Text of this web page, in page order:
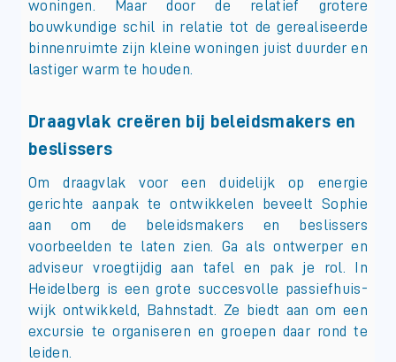
woningen. Maar door de relatief grotere
bouwkundige schil in relatie tot de gerealiseerde
binnenruimte zijn kleine woningen juist duurder en
lastiger warm te houden.
Draagvlak creëren bij beleidsmakers en
beslissers
Om draagvlak voor een duidelijk op energie
gerichte aanpak te ontwikkelen beveelt Sophie
aan om de beleidsmakers en beslissers
voorbeelden te laten zien. Ga als ontwerper en
adviseur vroegtijdig aan tafel en pak je rol. In
Heidelberg is een grote succesvolle passiefhuis-
wijk ontwikkeld, Bahnstadt. Ze biedt aan om een
excursie te organiseren en groepen daar rond te
leiden.